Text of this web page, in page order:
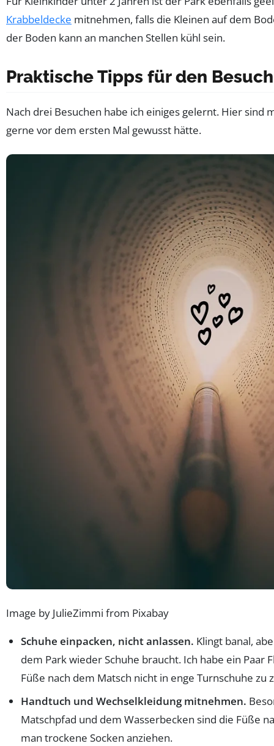
Krabbeldecke mitnehmen, falls die Kleinen auf dem
der Boden kann an manchen Stellen kühl sein.
Praktische Tipps für den Besuch
Nach drei Besuchen habe ich einiges gelernt. Hier sind
gerne vor dem ersten Mal gewusst hätte.
Image by JulieZimmi from Pixabay
Schuhe einpacken, nicht anlassen. Klingt banal,
dem Park wieder Schuhe braucht. Ich habe ein Paar
Füße nach dem Matsch nicht in enge Turnschuhe zu
Handtuch und Wechselkleidung mitnehmen.
Matschpfad und dem Wasserbecken sind die Füße
man trockene Socken anziehen.